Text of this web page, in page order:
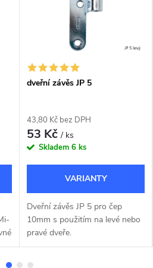
dveřní závěs JP 5
43,80 Kč bez DPH
53 Kč/ ks
Skladem 6 ks
Dveřní závěs JP 5 pro čep
10mm s použitím na levé nebo
pravé dveře.